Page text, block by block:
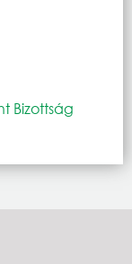
Bizottság